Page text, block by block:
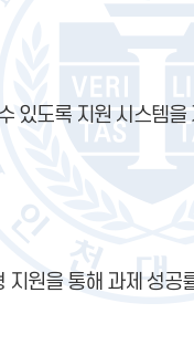
있도록 지원 시스템을
원을 통해 과제 성공